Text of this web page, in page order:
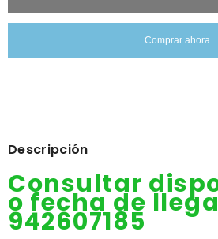
mg.
120
1300
mg.
blandas
Comprar ahora
Descripción
Consultar
o fecha de
942607185